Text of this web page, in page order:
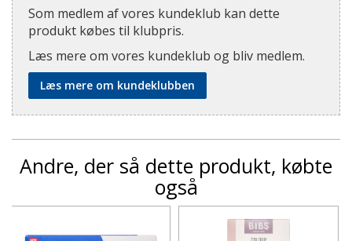
Som medlem af vores kundeklub kan dette
produkt købes til klubpris.
Læs mere om vores kundeklub og bliv medlem.
Læs mere om kundeklubben
Andre, der så dette produkt, købte
også